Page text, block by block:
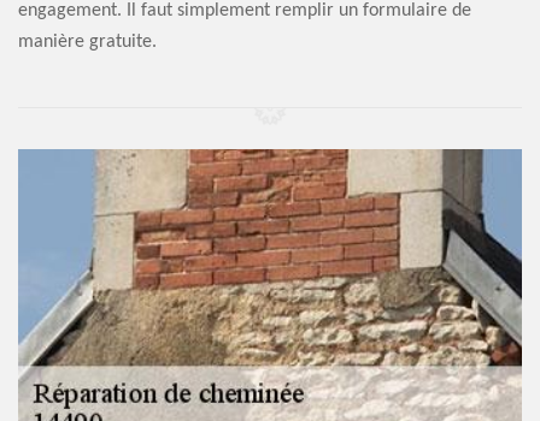
engagement. Il faut simplement remplir un formulaire de
manière gratuite.